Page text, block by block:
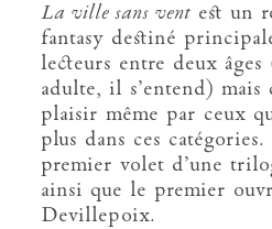
La ville sans ventest un
fantasy destiné
lecteurs entre deux âges
adulte, il s’entend) mais
plaisir même par ceux
plus dans ces
premier volet d’une
ainsi que le premier
Devillepoix.